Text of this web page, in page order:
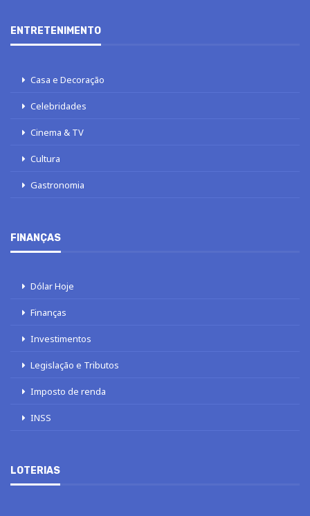
ENTRETENIMENTO
Casa e Decoração
Celebridades
Cinema & TV
Cultura
Gastronomia
FINANÇAS
Dólar Hoje
Finanças
Investimentos
Legislação e Tributos
Imposto de renda
INSS
LOTERIAS